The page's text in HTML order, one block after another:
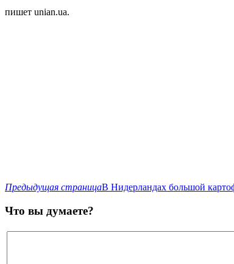
пишет unian.ua.
Предыдущая страницаВ Нидерландах большой
Что вы думаете?